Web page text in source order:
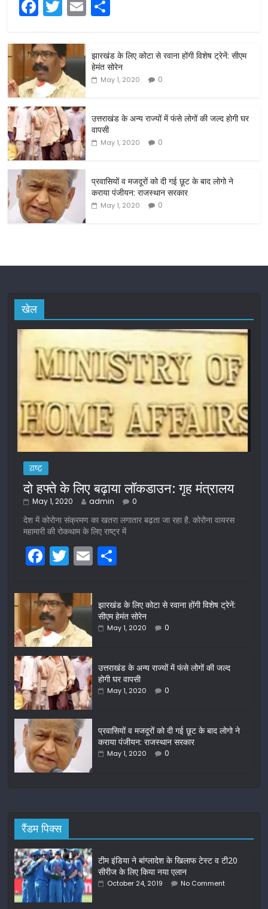
F
a
c
e
b
o
o
k
T
w
itt
er
E
m
ar
e
झारखंड के लिए कोटा से रवाना होंगी विशेष ट्रेनें: सीएम
हेमंत सोरेन
May 1, 2020 0
उत्तराखंड के अन्य राज्यों में फंसे लोगों की जल्द होगी घर
वापसी
May 1, 2020 0
प्रवासियों व मजदूरों को दी गई छूट के बाद लोगो ने
कराया पंजीयन: राजस्थान सरकार
May 1, 2020 0
खेल
राष्ट्र
दो हफ्ते के लिए बढ़ाया लॉकडाउन: गृह मंत्रालय
May 1, 2020 admin 0
देश में कोरोना संक्रमण का खतरा लगातार बढ़ता जा रहा है. कोरोना वायरस
महामारी की रोकथाम के लिए राष्ट्र में
F
a
c
e
b
o
o
k
T
w
itt
er
E
m
ar
e
झारखंड के लिए कोटा से रवाना होंगी विशेष ट्रेनें:
सीएम हेमंत सोरेन
May 1, 2020 0
उत्तराखंड के अन्य राज्यों में फंसे लोगों की जल्द
होगी घर वापसी
May 1, 2020 0
प्रवासियों व मजदूरों को दी गई छूट के बाद लोगो ने
कराया पंजीयन: राजस्थान सरकार
May 1, 2020 0
रैंडम पिक्स
टीम इंडिया ने बांग्लादेश के खिलाफ टेस्ट व टी20
सीरीज के लिए किया नया एलान
October 24, 2019 No Comment